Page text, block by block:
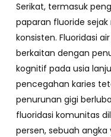
Serikat, termasuk
paparan fluoride sejak
konsisten. Fluoridasi
berkaitan dengan
kognitif pada usia
pencegahan karies
penurunan gigi
fluoridasi komunitas
persen, sebuah